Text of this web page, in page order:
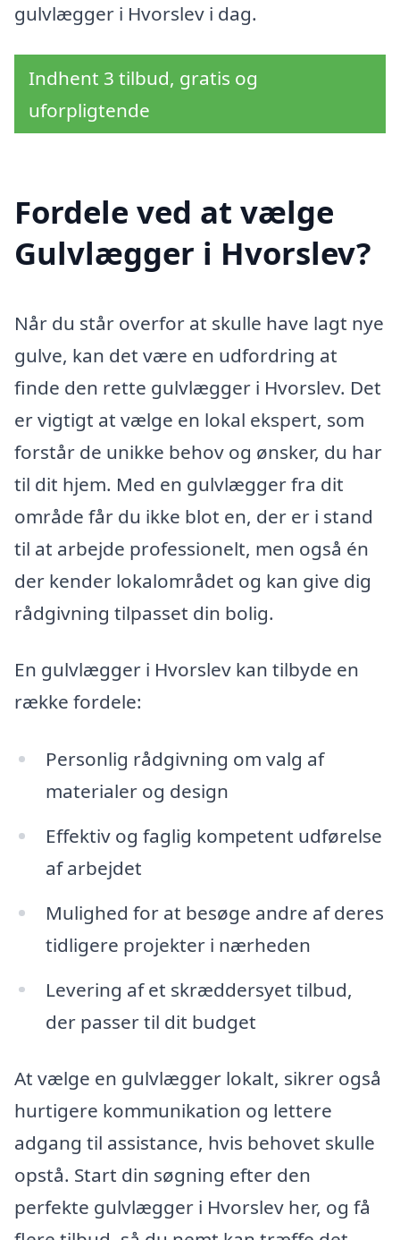
gulvlægger i Hvorslev i dag.
Indhent 3 tilbud, gratis og
uforpligtende
Fordele ved at vælge
Gulvlægger i Hvorslev?
Når du står overfor at skulle have lagt nye
gulve, kan det være en udfordring at
finde den rette gulvlægger i Hvorslev. Det
er vigtigt at vælge en lokal ekspert, som
forstår de unikke behov og ønsker, du har
til dit hjem. Med en gulvlægger fra dit
område får du ikke blot en, der er i stand
til at arbejde professionelt, men også én
der kender lokalområdet og kan give dig
rådgivning tilpasset din bolig.
En gulvlægger i Hvorslev kan tilbyde en
række fordele:
Personlig rådgivning om valg af
materialer og design
Effektiv og faglig kompetent udførelse
af arbejdet
Mulighed for at besøge andre af deres
tidligere projekter i nærheden
Levering af et skræddersyet tilbud,
der passer til dit budget
At vælge en gulvlægger lokalt, sikrer også
hurtigere kommunikation og lettere
adgang til assistance, hvis behovet skulle
opstå. Start din søgning efter den
perfekte gulvlægger i Hvorslev her, og få